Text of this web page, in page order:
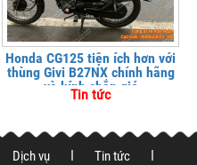
Honda CG125 tiện ích hơn với
thùng Givi B27NX chính hãng
và kính chắn gió
Tin tức
Dịch vụ Tin tức